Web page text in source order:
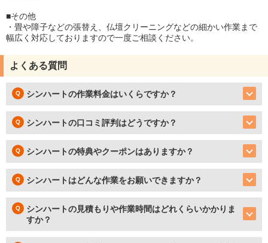
■その他
・畳や障子などの張替え、仏壇クリーニングなどの細かい作業まで
幅広く対応しておりますので一度ご相談ください。
よくある質問
シンハートの作業料金はいくらですか？
シンハートの口コミ評判はどうですか？
シンハートの特典やクーポンはありますか？
シンハートはどんな作業をお願いできますか？
シンハートの見積もりや作業時間はどれくらいかかりま
すか？